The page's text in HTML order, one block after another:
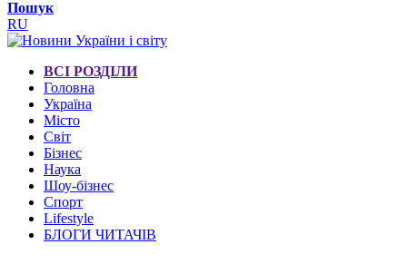
Пошук
RU
ВСІ РОЗДІЛИ
Головна
Україна
Місто
Світ
Бізнес
Наука
Шоу-бізнес
Спорт
Lifestyle
БЛОГИ ЧИТАЧІВ